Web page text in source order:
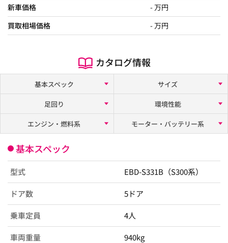
新車価格
- 万円
買取相場価格
- 万円
カタログ情報
基本スペック
サイズ
足回り
環境性能
エンジン・燃料系
モーター・バッテリー系
基本スペック
型式 EBD-S331B（S300系）
ドア数 5ドア
乗車定員 4人
車両重量 940kg